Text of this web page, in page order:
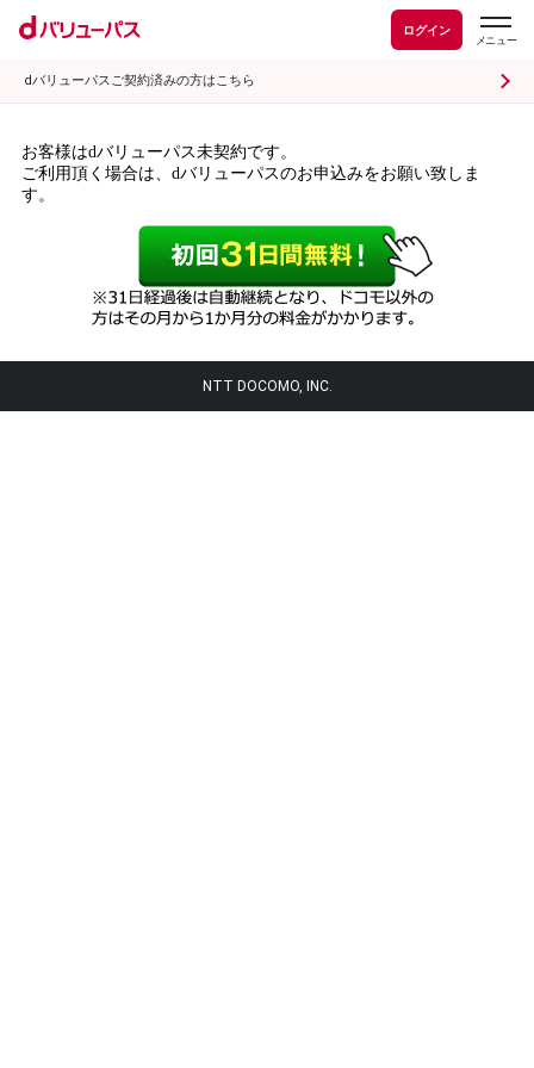
ログイン
dバリューパスご契約済みの方はこちら
お客様はdバリューパス未契約です。
ご利用頂く場合は、dバリューパスのお申込みをお願い致しま
す。
NTT DOCOMO, INC.